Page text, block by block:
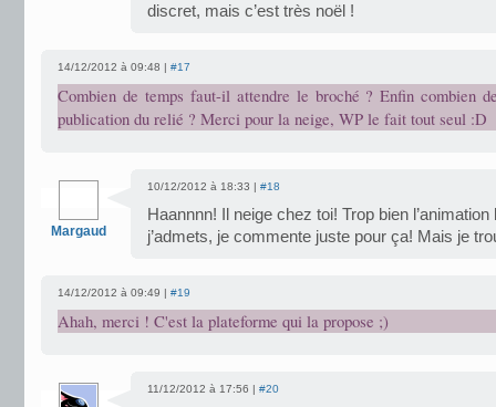
discret, mais c’est très noël !
14/12/2012 à 09:48 | #17
Combien de temps faut-il attendre le broché ? Enfin combien
publication du relié ? Merci pour la neige, WP le fait tout seul :D
Margaud
10/12/2012 à 18:33 | #18
Haannnn! Il neige chez toi! Trop bien
j’admets, je commente juste pour ça! Mais je
14/12/2012 à 09:49 | #19
Ahah, merci ! C'est la plateforme qui la propose ;)
11/12/2012 à 17:56 | #20